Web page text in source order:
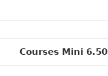
Courses Mini 6.50